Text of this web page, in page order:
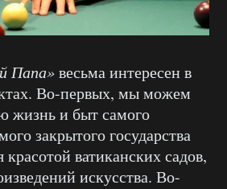
Папа»весьма интересен в
Во-первых, мы можем
жизнь и быт самого
закрытого государства
ватиканских садов,
искусства. Во-